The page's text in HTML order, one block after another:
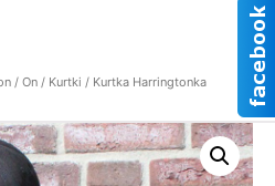
/ On / Kurtki / Kurtka Harringtonka